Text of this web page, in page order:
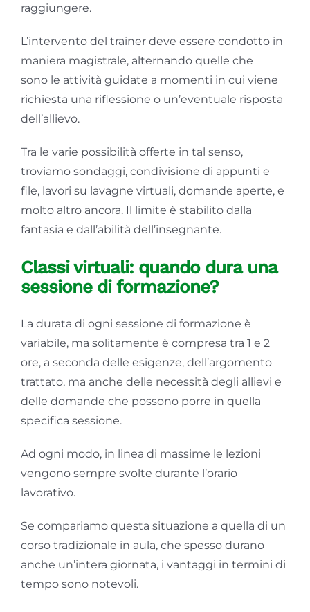
raggiungere.
L’intervento del trainer deve essere condotto in
maniera magistrale, alternando quelle che
sono le attività guidate a momenti in cui viene
richiesta una riflessione o un’eventuale risposta
dell’allievo.
Tra le varie possibilità offerte in tal senso,
troviamo sondaggi, condivisione di appunti e
file, lavori su lavagne virtuali, domande aperte, e
molto altro ancora. Il limite è stabilito dalla
fantasia e dall’abilità dell’insegnante.
Classi virtuali: quando dura una
sessione di formazione?
La durata di ogni sessione di formazione è
variabile, ma solitamente è compresa tra 1 e 2
ore, a seconda delle esigenze, dell’argomento
trattato, ma anche delle necessità degli allievi e
delle domande che possono porre in quella
specifica sessione.
Ad ogni modo, in linea di massime le lezioni
vengono sempre svolte durante l’orario
lavorativo.
Se compariamo questa situazione a quella di un
corso tradizionale in aula, che spesso durano
anche un’intera giornata, i vantaggi in termini di
tempo sono notevoli.